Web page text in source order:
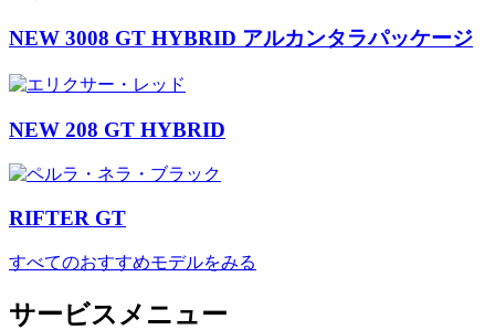
NEW 3008 GT HYBRID アルカンタラパッケージ
NEW 208 GT HYBRID
RIFTER GT
すべてのおすすめモデルをみる
サービスメニュー